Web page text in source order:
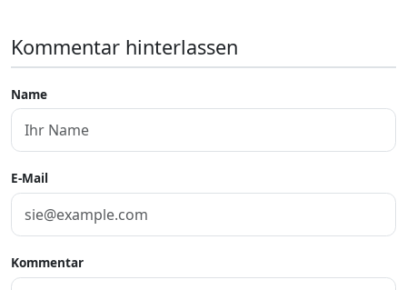
Kommentar hinterlassen
Name
E-Mail
Kommentar